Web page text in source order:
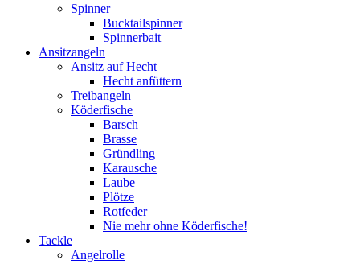
Spinner
Bucktailspinner
Spinnerbait
Ansitzangeln
Ansitz auf Hecht
Hecht anfüttern
Treibangeln
Köderfische
Barsch
Brasse
Gründling
Karausche
Laube
Plötze
Rotfeder
Nie mehr ohne Köderfische!
Tackle
Angelrolle